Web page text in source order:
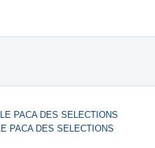
PACA DES SELECTIONS
PACA DES SELECTIONS